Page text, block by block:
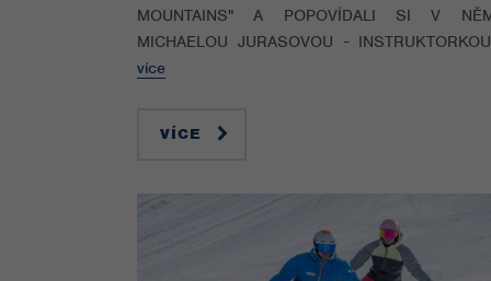
MOUNTAINS" A POPOVÍDALI SI V
MICHAELOU JURASOVOU -
více
VÍCE